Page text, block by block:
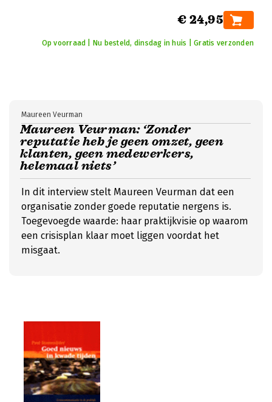
€ 24,95
Op voorraad | Nu besteld, dinsdag in huis | Gratis verzonden
Maureen Veurman: ‘Zonder
reputatie heb je geen omzet, geen
klanten, geen medewerkers,
helemaal niets’
Maureen Veurman
In dit interview stelt Maureen Veurman dat een
organisatie zonder goede reputatie nergens is.
Toegevoegde waarde: haar praktijkvisie op waarom
een crisisplan klaar moet liggen voordat het
misgaat.